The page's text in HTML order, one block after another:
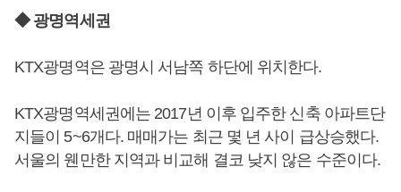
◆ 광명역세권
KTX광명역은 광명시 서남쪽 하단에 위치한다.
KTX광명역세권에는 2017년 이후 입주한 신축 아파트단
지들이 5~6개다. 매매가는 최근 몇 년 사이 급상승했다.
서울의 웬만한 지역과 비교해 결코 낮지 않은 수준이다.